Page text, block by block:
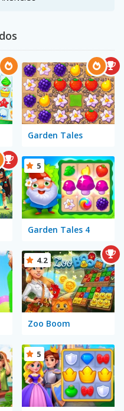
Garden Tales
Garden Tales 4
5
Zoo Boom
4.2
5